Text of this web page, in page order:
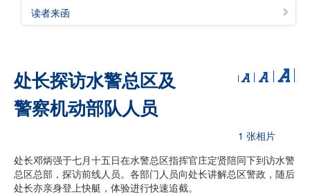
读者来函
处长探访水警总区及
警察机动部队人员
1 张相片
处长邓炳强于七月十五日在水警总区指挥官庄定贤陪同下到访水警
总区总部，探访前线人员。各部门人员向处长讲解总区警政，随后
处长亦亲身登上快艇，体验进行快速追截。